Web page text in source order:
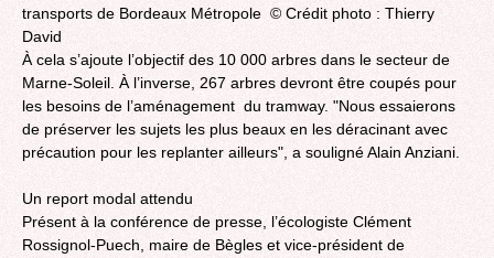
transports de Bordeaux Métropole © Crédit photo : Thierry
David
À cela s’ajoute l’objectif des 10 000 arbres dans le secteur de
Marne-Soleil. À l’inverse, 267 arbres devront être coupés pour
les besoins de l’aménagement du tramway. "Nous essaierons
de préserver les sujets les plus beaux en les déracinant avec
précaution pour les replanter ailleurs", a souligné Alain Anziani.
Un report modal attendu
Présent à la conférence de presse, l’écologiste Clément
Rossignol-Puech, maire de Bègles et vice-président de